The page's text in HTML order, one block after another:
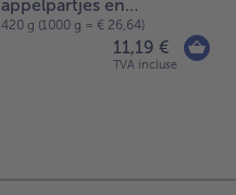
appelpartjes en
aardappelpuree
420 g (1000 g = € 26,64)
11,19 €
TVA incluse